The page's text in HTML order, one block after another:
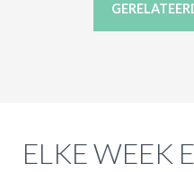
ELKE WEEK